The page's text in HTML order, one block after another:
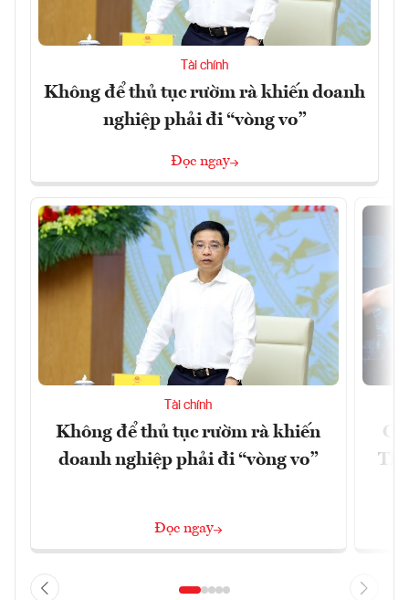
Tài chính
Không để thủ tục rườm rà khiến doanh
nghiệp phải đi “vòng vo”
Đọc ngay
Tài chính
Không để thủ tục rườm rà khiến
doanh nghiệp phải đi “vòng vo”
Đọc ngay